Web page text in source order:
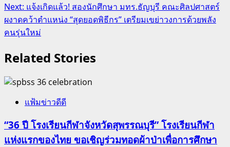
Next: แจ้งเกิดแล้ว! สองนักศึกษา มทร.ธัญบุรี คณะศิลปศาสตร์
ผงาดคว้าตำแหน่ง “สุดยอดพิธีกร” เตรียมเขย่าวงการด้วยพลัง
คนรุ่นใหม่
Related Stories
แฟ้มข่าวดีดี
“36 ปี โรงเรียนกีฬาจังหวัดสุพรรณบุรี” โรงเรียนกีฬา
แห่งแรกของไทย ขอเชิญร่วมทอดผ้าป่าเพื่อการศึกษา